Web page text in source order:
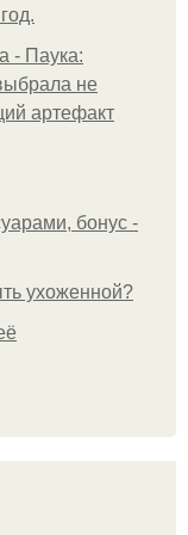
- Паука:
не
артефакт
бонус -
ухоженной?